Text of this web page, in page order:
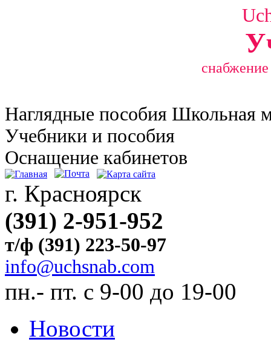
Наглядные пособия Школьная
Учебники и пособия
Оснащение кабинетов
г. Красноярск
(391) 2-951-952
т/ф (391) 223-50-97
info@uchsnab.com
пн.- пт. с 9-00 до 19-00
Новости